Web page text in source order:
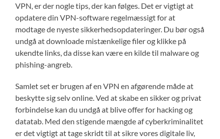
VPN, er der nogle tips, der kan følges. Det er vigtigt at
opdatere din VPN-software regelmæssigt for at
modtage de nyeste sikkerhedsopdateringer. Du bør også
undgå at downloade mistænkelige filer og klikke på
ukendte links, da disse kan være en kilde til malware og
phishing-angreb.
Samlet set er brugen af en VPN en afgørende måde at
beskytte sig selv online. Ved at skabe en sikker og privat
forbindelse kan du undgå at blive offer for hacking og
datatab. Med den stigende mængde af cyberkriminalitet
er det vigtigt at tage skridt til at sikre vores digitale liv,